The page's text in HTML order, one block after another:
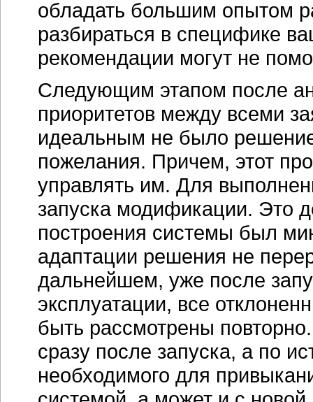
обладать большим опытом
разбираться в специфике
рекомендации могут не
Следующим этапом после
приоритетов между всеми
идеальным не было
пожелания. Причем, этот
управлять им. Для
запуска модификации. Это
построения системы был
адаптации решения не
дальнейшем, уже после
эксплуатации, все
быть рассмотрены
сразу после запуска, а по
необходимого для